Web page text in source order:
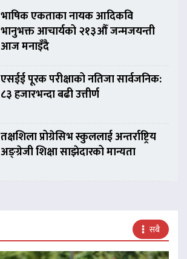
भाषिक एकताका नायक आदिकवि
भानुभक्त आचार्यको २१३औँ जन्मजयन्ती
आज मनाइँदै
एसईई पूरक परीक्षाको नतिजा सार्वजनिक:
८३ हजारभन्दा बढी उत्तीर्ण
तक्षशिला प्रोग्रेसिभ स्कुललाई अन्तर्राष्ट्रिय
अङ्ग्रेजी शिक्षा साझेदारको मान्यता
सबै